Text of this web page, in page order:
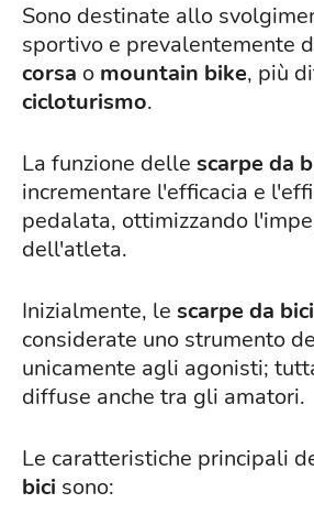
Sono destinate allo
sportivo e prevalentemente
corsa o mountain bike, più
cicloturismo.
La funzione delle scarpe da
incrementare l'efficacia e
pedalata, ottimizzando
dell'atleta.
Inizialmente, le scarpe da bici
considerate uno strumento
unicamente agli agonisti;
diffuse anche tra gli amatori.
Le caratteristiche principali
bici sono: